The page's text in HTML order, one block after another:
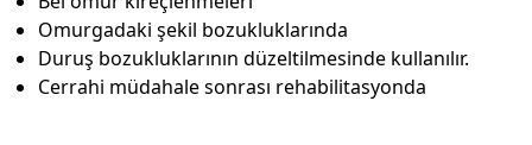
Omurgadaki şekil bozukluklarında
Duruş bozukluklarının düzeltilmesinde kullanılır.
Cerrahi müdahale sonrası rehabilitasyonda